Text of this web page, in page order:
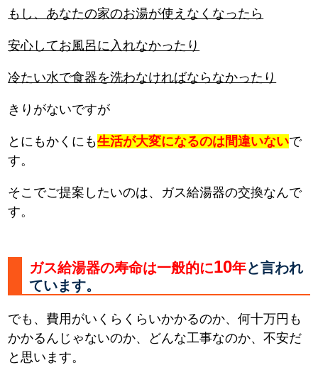
もし、あなたの家のお湯が使えなくなったら
安心してお風呂に入れなかったり
冷たい水で食器を洗わなければならなかったり
きりがないですが
とにもかくにも生活が大変になるのは間違いないで
す。
そこでご提案したいのは、ガス給湯器の交換なんで
す。
ガス給湯器の寿命は一般的に10年と言われ
ています。
でも、費用がいくらくらいかかるのか、何十万円も
かかるんじゃないのか、どんな工事なのか、不安だ
と思います。